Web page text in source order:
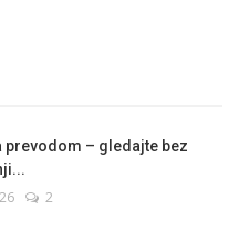
prevodom – gledajte bez
2